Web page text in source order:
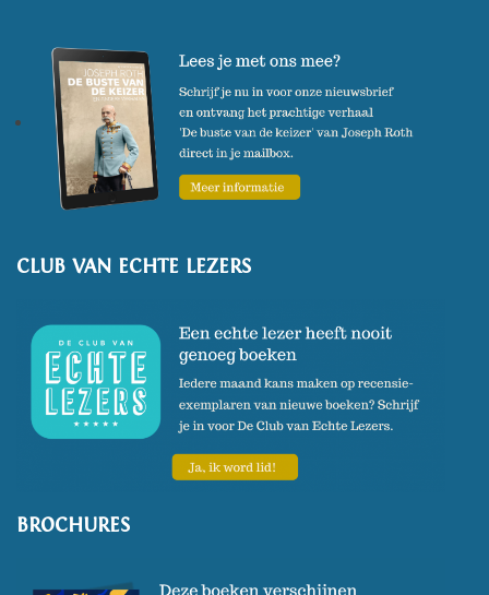
CLUB VAN ECHTE LEZERS
BROCHURES